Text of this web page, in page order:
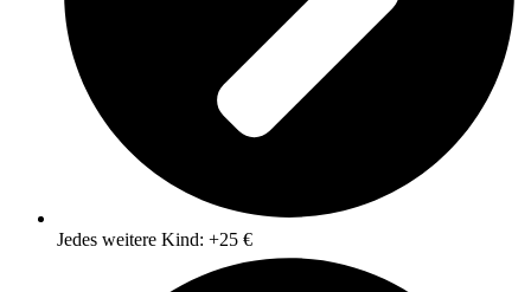
Jedes weitere Kind: +25 €